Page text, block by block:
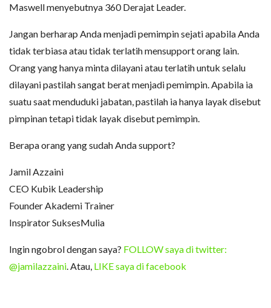
Maswell menyebutnya 360 Derajat Leader.
Jangan berharap Anda menjadi pemimpin sejati apabila Anda
tidak terbiasa atau tidak terlatih mensupport orang lain.
Orang yang hanya minta dilayani atau terlatih untuk selalu
dilayani pastilah sangat berat menjadi pemimpin. Apabila ia
suatu saat menduduki jabatan, pastilah ia hanya layak disebut
pimpinan tetapi tidak layak disebut pemimpin.
Berapa orang yang sudah Anda support?
Jamil Azzaini
CEO Kubik Leadership
Founder Akademi Trainer
Inspirator SuksesMulia
Ingin ngobrol dengan saya? FOLLOW saya di twitter:
@jamilazzaini . Atau, LIKE saya di facebook